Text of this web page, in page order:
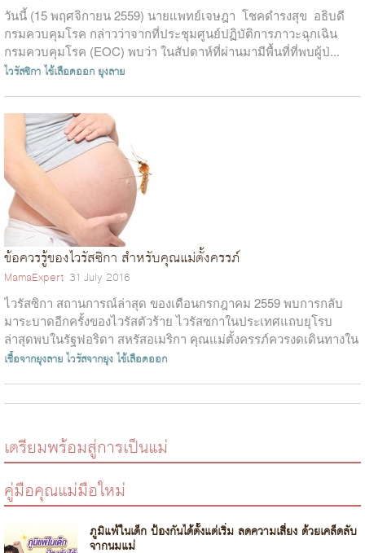
วันนี้ (15 พฤศจิกายน 2559) นายแพทย์เจษฎา โชคดำรงสุข อธิบดี
กรมควบคุมโรค กล่าวว่าจากที่ประชุมศูนย์ปฏิบัติการภาวะฉุกเฉิน
กรมควบคุมโรค (EOC) พบว่า ในสัปดาห์ที่ผ่านมามีพื้นที่ที่พบผู้ป่...
ไวรัสซิกาไข้เลือดออก ยุงลาย
ข้อควรรู้ของไวรัสซิกา สำหรับคุณแม่ตั้งครรภ์
MamaExpert 31 July 2016
ไวรัสซิกา สถานการณ์ล่าสุด ของเดือนกรกฎาคม 2559 พบการกลับ
มาระบาดอีกครั้งของไวรัสตัวร้าย ไวรัสซกาในประเทศแถบยุโรบ
ล่าสุดพบในรัฐฟอริดา สหรัสอเมริกา คุณแม่ตั้งครรภ์ควรงดเดินทางใน
ประเทศดังกล่าว ไวรัสซิก...
เชื้อจากยุงลายไวรัสจากยุงไข้เลือดออก
เตรียมพร้อมสู่การเป็นแม่
คู่มือคุณแม่มือใหม่
ภูมิแพ้ในเด็ก ป้องกันได้ตั้งแต่เริ่ม ลดความเสี่ยง ด้วยเคล็ดลับ
จากนมแม่